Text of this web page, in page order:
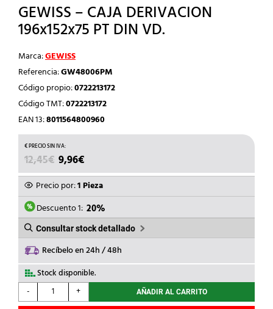
GEWISS – CAJA DERIVACION
196x152x75 PT DIN VD.
Marca:GEWISS
Referencia:GW48006PM
Código propio:0722213172
Código TMT:0722213172
EAN 13:8011564800960
12,45€ EL
PRECIO
ORIGINAL
ERA:
12,45€.
9,96€
PRECIO
ACTUAL
ES:
9,96€.
Precio por:1 Pieza
Descuento 1: 20%
Consultar stock detallado
Recíbelo en 24h / 48h
Stock disponible.
-
GEWISS
-
+ AÑADIR AL CARRITO